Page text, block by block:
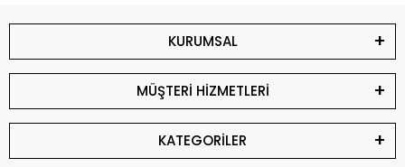
KURUMSAL
MÜŞTERİ HİZMETLERİ
KATEGORİLER